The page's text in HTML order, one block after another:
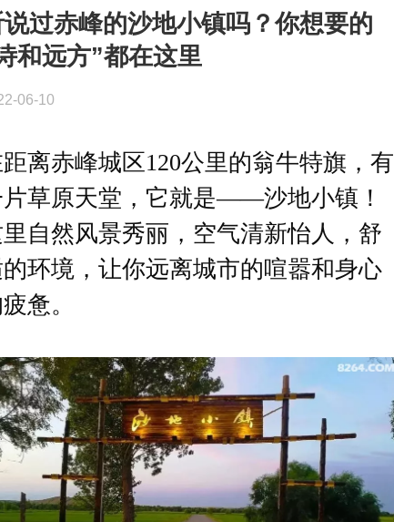
说过赤峰的沙地小镇吗？你想要的
和远方”都在这里
06-10
离赤峰城区 120公里的翁牛特旗，有
片草原天堂，它就是——沙地小镇！
自然风景秀丽，空气清新怡人，舒
环境，让你远离城市的喧嚣和身心
惫。